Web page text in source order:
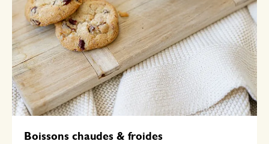
Boissons chaudes & froides